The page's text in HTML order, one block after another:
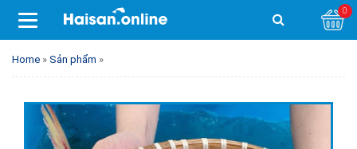
0
Home » Sản phẩm »